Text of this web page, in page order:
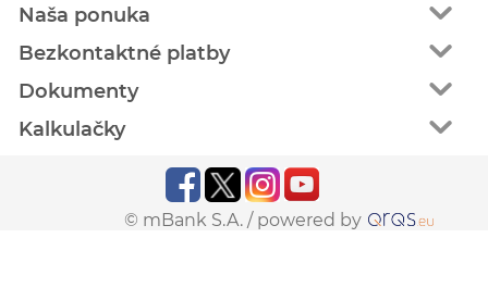
Naša ponuka
Bezkontaktné platby
Dokumenty
Kalkulačky
© mBank S.A. / powered by